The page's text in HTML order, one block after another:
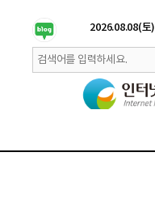
2026.08.08(토)